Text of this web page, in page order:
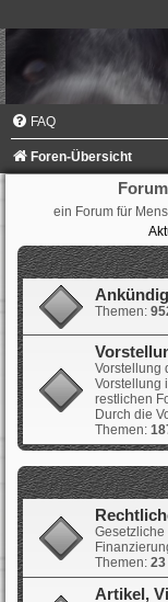
FAQ
Foren-Übersicht
ein Forum für
Themen:
Vorstellung
Vorstellung
restlichen
Durch die
Themen:
Themen: 23
Artikel,